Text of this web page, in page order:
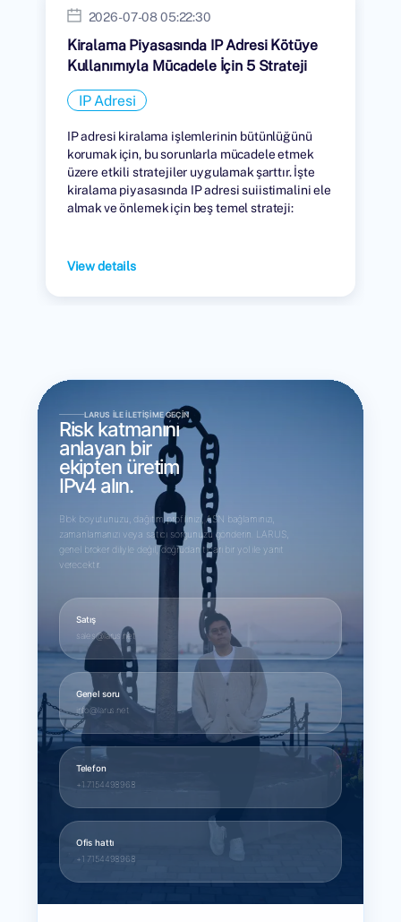
2026-07-08 05:22:30
Kiralama Piyasasında IP Adresi Kötüye
Kullanımıyla Mücadele İçin 5 Strateji
IP Adresi
IP adresi kiralama işlemlerinin bütünlüğünü
korumak için, bu sorunlarla mücadele etmek
üzere etkili stratejiler uygulamak şarttır. İşte
kiralama piyasasında IP adresi suiistimalini ele
almak ve önlemek için beş temel strateji:
View details
LARUS ILE İLETIŞIME GEÇIN
Risk katmanını
anlayan bir
ekipten üretim
IPv4 alın.
Blok boyutunuzu, dağıtım profilinizi, ASN bağlamınızı,
zamanlamanızı veya satıcı sorgunuzu gönderin. LARUS,
genel broker diliyle değil, doğrudan ticari bir yol ile yanıt
verecektir.
Satış
sales@larus.net
Genel soru
info@larus.net
Telefon
+1 7154498968
Ofis hattı
+1 7154498968